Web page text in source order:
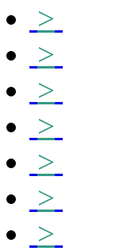
>
>
>
>
>
>
>